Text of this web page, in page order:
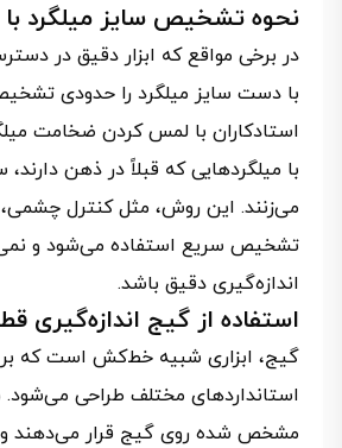
نحوه تشخیص سایز میلگرد
در برخی مواقع که ابزار دقیق در
با دست سایز میلگرد را حدودی
استادکاران با لمس کردن ضخامت
با میلگردهایی که قبلاً در ذهن
می‌زنند. این روش، مثل کنترل چشمی،
تشخیص سریع استفاده می‌شود و
اندازه‌گیری دقیق باشد.
استفاده از گیج اندازه‌گیری
گیج، ابزاری شبیه خط‌کش است که
استانداردهای مختلف طراحی می‌شود.
مشخص شده روی گیج قرار می‌دهند و